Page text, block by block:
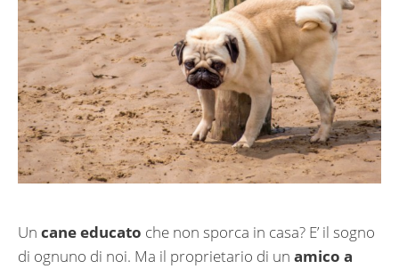
Un cane educato che non sporca in casa? E’ il sogno
di ognuno di noi. Ma il proprietario di un amico a